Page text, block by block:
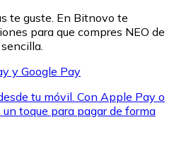
te guste. En Bitnovo te
para que compres NEO de
y Google Pay
tu móvil. Con Apple Pay o
toque para pagar de forma